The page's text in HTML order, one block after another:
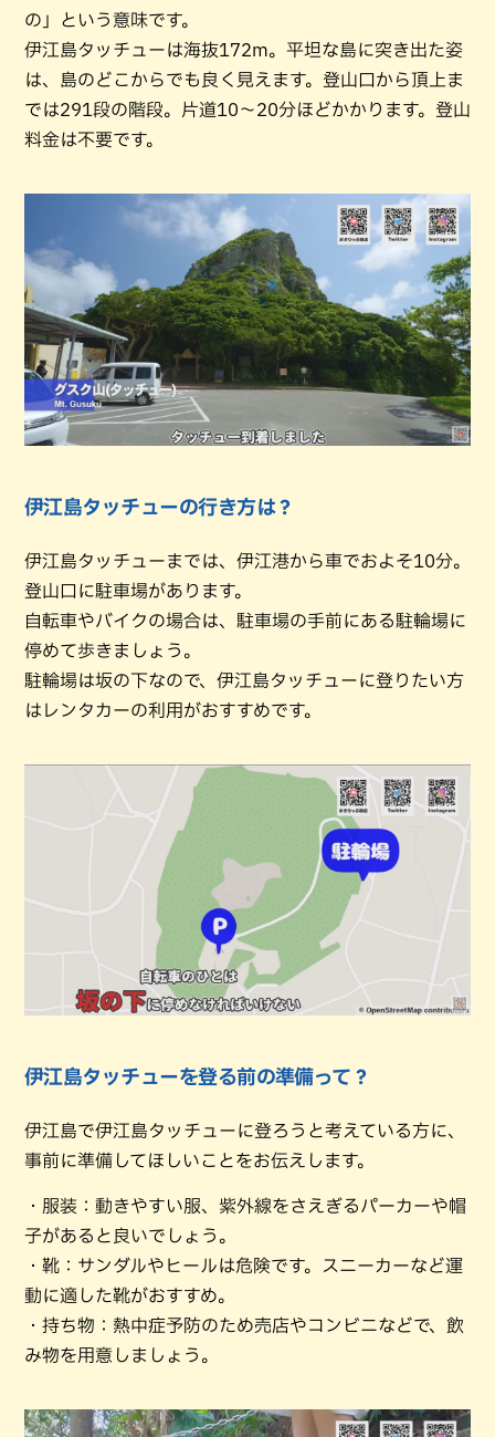
の」という意味です。
伊江島タッチューは海抜172m。平坦な島に突き出た姿
は、島のどこからでも良く見えます。登山口から頂上ま
では291段の階段。片道10～20分ほどかかります。登山
料金は不要です。
伊江島タッチューの行き方は？
伊江島タッチューまでは、伊江港から車でおよそ10分。
登山口に駐車場があります。
自転車やバイクの場合は、駐車場の手前にある駐輪場に
停めて歩きましょう。
駐輪場は坂の下なので、伊江島タッチューに登りたい方
はレンタカーの利用がおすすめです。
伊江島タッチューを登る前の準備って？
伊江島で伊江島タッチューに登ろうと考えている方に、
事前に準備してほしいことをお伝えします。
・服装：動きやすい服、紫外線をさえぎるパーカーや帽
子があると良いでしょう。
・靴：サンダルやヒールは危険です。スニーカーなど運
動に適した靴がおすすめ。
・持ち物：熱中症予防のため売店やコンビニなどで、飲
み物を用意しましょう。